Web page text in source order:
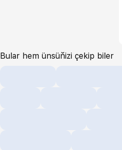
Bular hem ünsüňizi çekip biler